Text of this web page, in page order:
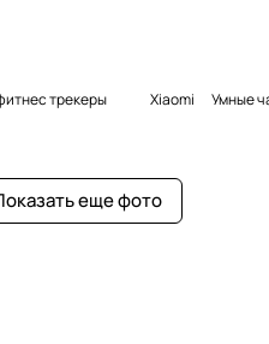
трекеры Xiaomi Умные
еще фото